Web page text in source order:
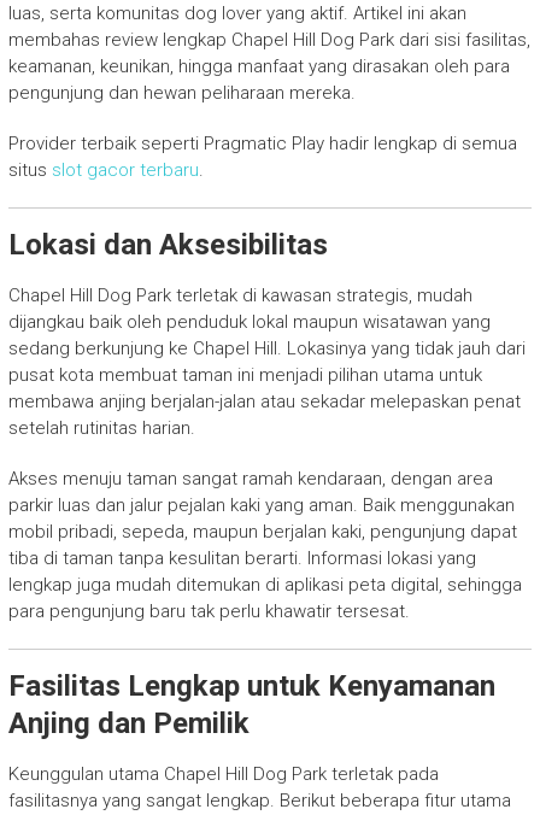
luas, serta komunitas dog lover yang aktif. Artikel ini akan
membahas review lengkap Chapel Hill Dog Park dari sisi fasilitas,
keamanan, keunikan, hingga manfaat yang dirasakan oleh para
pengunjung dan hewan peliharaan mereka.
Provider terbaik seperti Pragmatic Play hadir lengkap di semua
situs slot gacor terbaru.
Lokasi dan Aksesibilitas
Chapel Hill Dog Park terletak di kawasan strategis, mudah
dijangkau baik oleh penduduk lokal maupun wisatawan yang
sedang berkunjung ke Chapel Hill. Lokasinya yang tidak jauh dari
pusat kota membuat taman ini menjadi pilihan utama untuk
membawa anjing berjalan-jalan atau sekadar melepaskan penat
setelah rutinitas harian.
Akses menuju taman sangat ramah kendaraan, dengan area
parkir luas dan jalur pejalan kaki yang aman. Baik menggunakan
mobil pribadi, sepeda, maupun berjalan kaki, pengunjung dapat
tiba di taman tanpa kesulitan berarti. Informasi lokasi yang
lengkap juga mudah ditemukan di aplikasi peta digital, sehingga
para pengunjung baru tak perlu khawatir tersesat.
Fasilitas Lengkap untuk Kenyamanan
Anjing dan Pemilik
Keunggulan utama Chapel Hill Dog Park terletak pada
fasilitasnya yang sangat lengkap. Berikut beberapa fitur utama